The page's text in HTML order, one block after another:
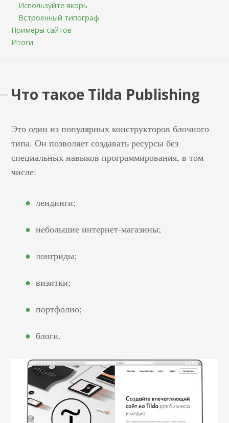
Используйте якорь
Встроенный типограф
Примеры сайтов
Итоги
Что такое Tilda Publishing
Это один из популярных конструкторов блочного
типа. Он позволяет создавать ресурсы без
специальных навыков программирования, в том
числе:
лендинги;
небольшие интернет-магазины;
лонгриды;
визитки;
портфолио;
блоги.